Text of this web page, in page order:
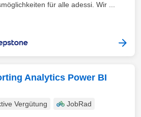
für alle adessi. Wir ...
Analytics Power BI
Vergütung
JobRad